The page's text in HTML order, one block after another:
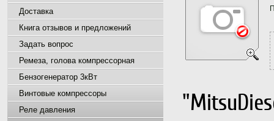
Доставка
Книга отзывов и предложений
Задать вопрос
Ремеза, голова компрессорная
Бензогенератор 3кВт
Винтовые компрессоры
Реле давления